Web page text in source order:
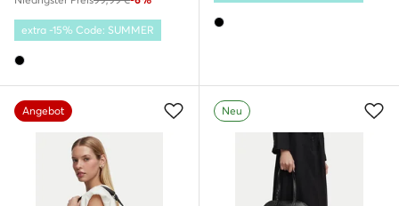
extra -15% Code: SUMMER
Angebot Neu